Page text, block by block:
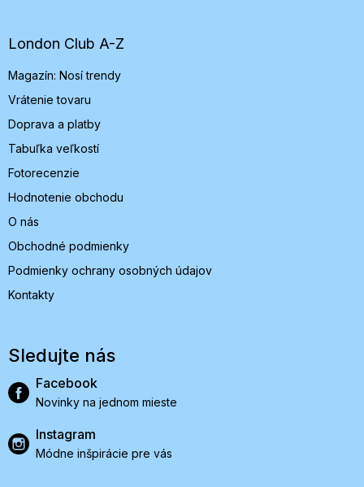
e
London Club A-Z
Magazín: Nosí trendy
Vrátenie tovaru
Doprava a platby
Tabuľka veľkostí
Fotorecenzie
Hodnotenie obchodu
O nás
Obchodné podmienky
Podmienky ochrany osobných údajov
Kontakty
Sledujte nás
Facebook
Novinky na jednom mieste
Instagram
Módne inšpirácie pre vás